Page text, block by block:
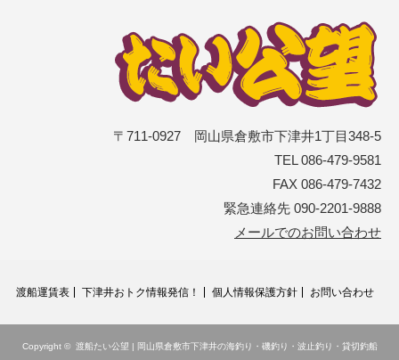
〒711-0927 岡山県倉敷市下津井1丁目348-5
TEL 086-479-9581
FAX 086-479-7432
緊急連絡先 090-2201-9888
メールでのお問い合わせ
渡船運賃表 下津井おトク情報発信！ 個人情報保護方針 お問い合わせ
Copyright © 渡船たい公望 | 岡山県倉敷市下津井の海釣り・磯釣り・波止釣り・貸切釣船